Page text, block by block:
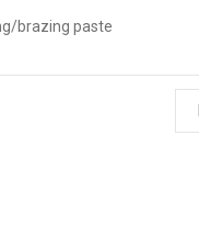
brazing paste